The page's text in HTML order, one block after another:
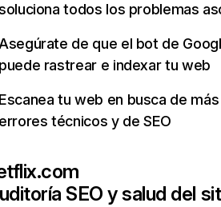
todos los problemas
Asegúrate de que el bot de
puede rastrear e indexar tu web
Escanea tu web en busca de
errores técnicos y de SEO
SEO y salud del